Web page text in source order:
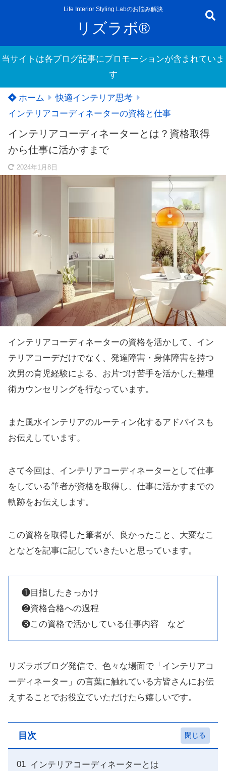
Life Interior Styling Labのお悩み解決
リズラボ®
当サイトは各ブログ記事にプロモーションが含まれていま
す
ホーム
快適インテリア思考
インテリアコーディネーターの資格と仕事
インテリアコーディネーターとは？資格取得
から仕事に活かすまで
2024年1月8日
インテリアコーディネーターの資格を活かして、イン
テリアコーデだけでなく、発達障害・身体障害を持つ
次男の育児経験による、お片づけ苦手を活かした整理
術カウンセリングを行なっています。
また風水インテリアのルーティン化するアドバイスも
お伝えしています。
さて今回は、インテリアコーディネーターとして仕事
をしている筆者が資格を取得し、仕事に活かすまでの
軌跡をお伝えします。
この資格を取得した筆者が、良かったこと、大変なこ
となどを記事に記していきたいと思っています。
❶目指したきっかけ
❷資格合格への過程
❸この資格で活かしている仕事内容 など
リズラボブログ発信で、色々な場面で「インテリアコ
ーディネーター」の言葉に触れている方皆さんにお伝
えすることでお役立ていただけたら嬉しいです。
目次
インテリアコーディネーターとは